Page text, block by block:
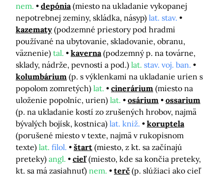
nem.
depónia (miesto na ukladanie vykopanej
nepotrebnej zeminy, skládka, násyp) lat. stav.
kazematy (podzemné priestory pod hradmi
používané na ubytovanie, skladovanie, obranu,
väznenie) tal. kaverna (podzemný p. na továrne,
sklady, nádrže, pevnosti a pod.) lat. stav. voj. ban.
kolumbárium (p. s výklenkami na ukladanie urien s
popolom zomretých) lat. cinerárium (miesto na
uloženie popolníc, urien) lat. osárium
ossarium
(p. na ukladanie kostí zo zrušených hrobov, najmä
bývalých bojísk, kostnica) lat. kniž.
koruptela
(porušené miesto v texte, najmä v rukopisnom
texte) lat. filol. štart (miesto, z kt. sa začínajú
preteky) angl. cieľ (miesto, kde sa končia preteky,
kt. sa má zasiahnuť) nem. terč (p. slúžiaci ako cieľ